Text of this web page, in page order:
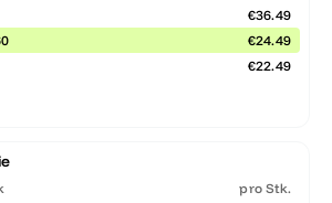
€36.49
€24.49
€22.49
pro Stk.